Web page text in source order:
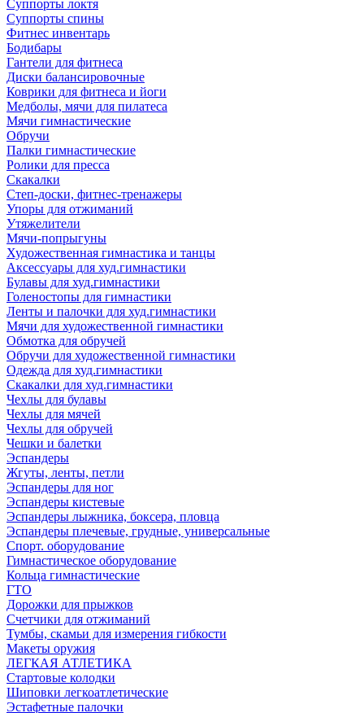
Суппорты локтя
Суппорты спины
Фитнес инвентарь
Бодибары
Гантели для фитнеса
Диски балансировочные
Коврики для фитнеса и йоги
Медболы, мячи для пилатеса
Мячи гимнастические
Обручи
Палки гимнастические
Ролики для пресса
Скакалки
Степ-доски, фитнес-тренажеры
Упоры для отжиманий
Утяжелители
Мячи-попрыгуны
Художественная гимнастика и танцы
Аксессуары для худ.гимнастики
Булавы для худ.гимнастики
Голеностопы для гимнастики
Ленты и палочки для худ.гимнастики
Мячи для художественной гимнастики
Обмотка для обручей
Обручи для художественной гимнастики
Одежда для худ.гимнастики
Скакалки для худ.гимнастики
Чехлы для булавы
Чехлы для мячей
Чехлы для обручей
Чешки и балетки
Эспандеры
Жгуты, ленты, петли
Эспандеры для ног
Эспандеры кистевые
Эспандеры лыжника, боксера, пловца
Эспандеры плечевые, грудные, универсальные
Спорт. оборудование
Гимнастическое оборудование
Кольца гимнастические
ГТО
Дорожки для прыжков
Счетчики для отжиманий
Тумбы, скамьи для измерения гибкости
Макеты оружия
ЛЕГКАЯ АТЛЕТИКА
Стартовые колодки
Шиповки легкоатлетические
Эстафетные палочки